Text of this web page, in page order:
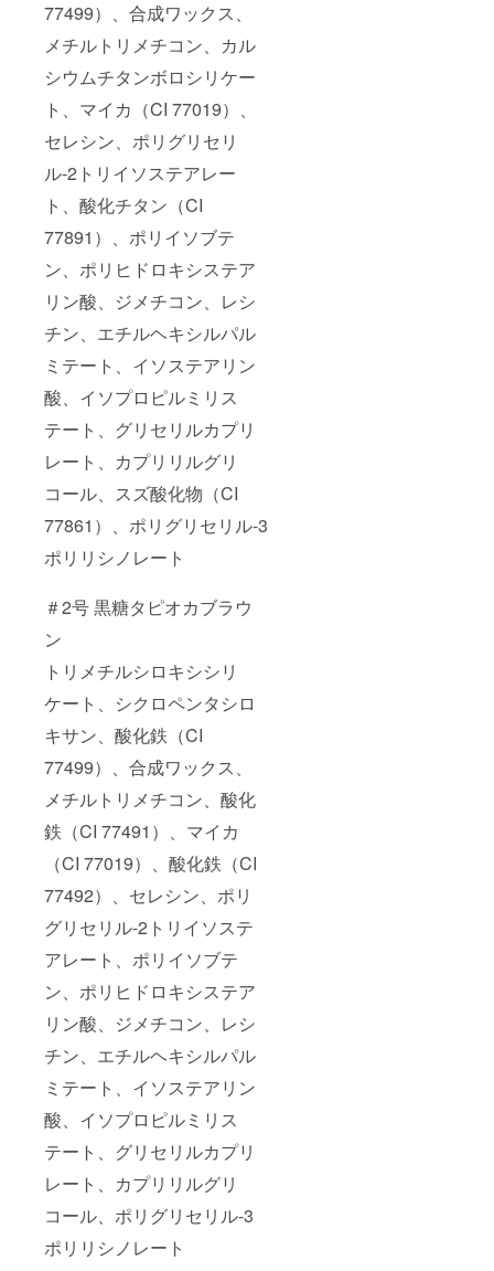
77499）、合成ワックス、
メチルトリメチコン、カル
シウムチタンボロシリケー
ト、マイカ（CI 77019）、
セレシン、ポリグリセリ
ル-2トリイソステアレー
ト、酸化チタン（CI
77891）、ポリイソブテ
ン、ポリヒドロキシステア
リン酸、ジメチコン、レシ
チン、エチルヘキシルパル
ミテート、イソステアリン
酸、イソプロピルミリス
テート、グリセリルカプリ
レート、カプリリルグリ
コール、スズ酸化物（CI
77861）、ポリグリセリル-3
ポリリシノレート
＃2号 黒糖タピオカブラウ
ン
トリメチルシロキシシリ
ケート、シクロペンタシロ
キサン、酸化鉄（CI
77499）、合成ワックス、
メチルトリメチコン、酸化
鉄（CI 77491）、マイカ
（CI 77019）、酸化鉄（CI
77492）、セレシン、ポリ
グリセリル-2トリイソステ
アレート、ポリイソブテ
ン、ポリヒドロキシステア
リン酸、ジメチコン、レシ
チン、エチルヘキシルパル
ミテート、イソステアリン
酸、イソプロピルミリス
テート、グリセリルカプリ
レート、カプリリルグリ
コール、ポリグリセリル-3
ポリリシノレート